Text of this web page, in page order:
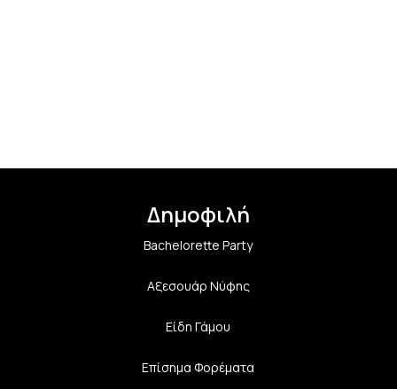
Δημοφιλή
Bachelorette Party
Αξεσουάρ Νύφης
Είδη Γάμου
Επίσημα Φορέματα